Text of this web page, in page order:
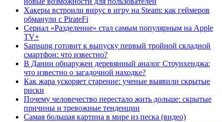
Хакеры встроили вирус в игру на Steam: как геймеров
обманули с PirateFi
Сериал «Разделение» стал самым популярным на Apple
TV+
Samsung готовит к выпуску первый тройной складной
смартфон: что известно?
В Дании обнаружен деревянный аналог Стоунхенджа:
что известно о загадочной находке?
Как жара ускоряет старение: ученые выявили скрытые
риски
Почему человечество перестало жить дольше: скрытые
причины и тревожные тенденции
Самая большая картина в мире из песка (видео)